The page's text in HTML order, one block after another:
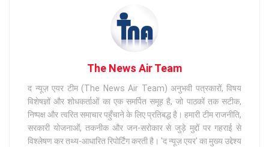
The News Air Team
द न्यूज़ एयर टीम (The News Air Team) अनुभवी पत्रकारों, विषय
विशेषज्ञों और शोधकर्ताओं का एक समर्पित समूह है, जो पाठकों तक सटीक,
निष्पक्ष और त्वरित समाचार पहुँचाने के लिए प्रतिबद्ध है। हमारी टीम राजनीति,
सरकारी योजनाओं, तकनीक और जन-सरोकार से जुड़े मुद्दों पर गहराई से
विश्लेषण कर तथ्य-आधारित रिपोर्टिंग करती है। 'द न्यूज़ एयर' का मुख्य उद्देश्य